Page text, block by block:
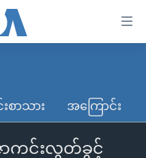
ာသား အကြောင်း
ာကင်းလွတ်ခွင့်